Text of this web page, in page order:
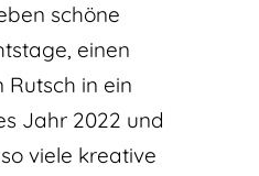
schöne
einen
Rutsch in ein
Jahr 2022 und
viele kreative